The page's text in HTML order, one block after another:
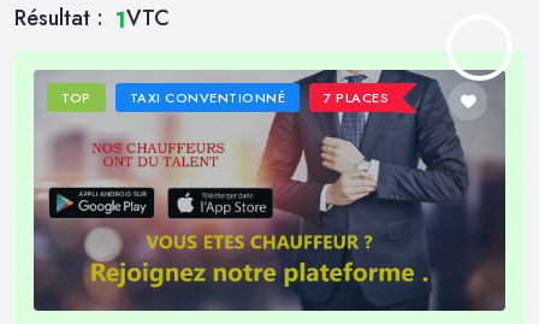
Résultat : 1VTC
TOP TAXI CONVENTIONNÉ 7 PLACES